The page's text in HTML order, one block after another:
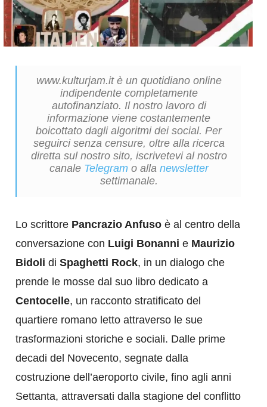
www.kulturjam.it è un quotidiano online
indipendente completamente
autofinanziato. Il nostro lavoro di
informazione viene costantemente
boicottato dagli algoritmi dei social. Per
seguirci senza censure, oltre alla ricerca
diretta sul nostro sito, iscrivetevi al nostro
canale Telegram o alla newsletter
settimanale.
Lo scrittore Pancrazio Anfuso è al centro della
conversazione con Luigi Bonanni e Maurizio
Bidoli di Spaghetti Rock, in un dialogo che
prende le mosse dal suo libro dedicato a
Centocelle, un racconto stratificato del
quartiere romano letto attraverso le sue
trasformazioni storiche e sociali. Dalle prime
decadi del Novecento, segnate dalla
costruzione dell’aeroporto civile, fino agli anni
Settanta, attraversati dalla stagione del conflitto